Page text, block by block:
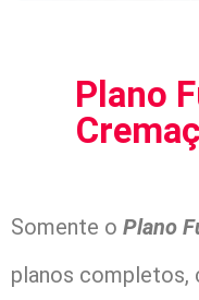
Plano
Somente o Plano
planos completos,